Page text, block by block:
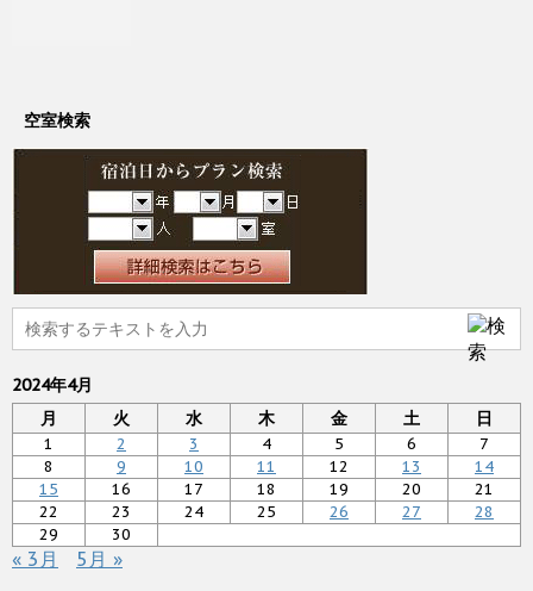
空室検索
2024年4月
月
火 水 木 金 土 日
1 2 3 4 5 6
7
8
9 10 11 12 13
14
15
16 17 18 19 20
21
22
23 24 25 26 27
28
29
30
« 3月 5月 »